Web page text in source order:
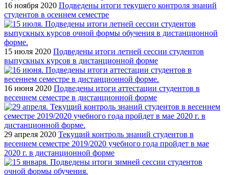
16 ноября 2020 Подведены итоги текущего контроля знаний
студентов в осеннем семестре
15 июля 2020 Подведены итоги летней сессии студентов
выпускных курсов в дистанционной форме
16 июня 2020 Подведены итоги аттестации студентов в
весеннем семестре в дистанционной форме
29 апреля 2020 Текущий контроль знаний студентов в
весеннем семестре 2019/2020 учебного года пройдет в мае
2020 г. в дистанционной форме